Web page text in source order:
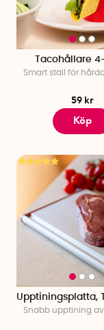
Tacohållare
Smart ställ för
59 kr
Köp
Upptiningsplatta,
Snabb upptining